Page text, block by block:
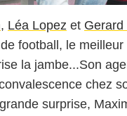
, Léa Lopez et Gerard
football, le
la jambe...Son
chez
surprise,